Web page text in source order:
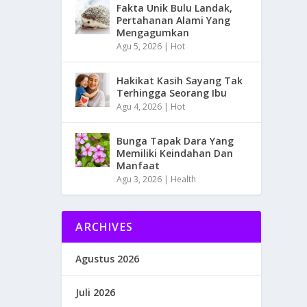
Fakta Unik Bulu Landak,
Pertahanan Alami Yang
Mengagumkan
Agu 5, 2026 | Hot
Hakikat Kasih Sayang Tak
Terhingga Seorang Ibu
Agu 4, 2026 | Hot
Bunga Tapak Dara Yang
Memiliki Keindahan Dan
Manfaat
Agu 3, 2026 | Health
ARCHIVES
Agustus 2026
Juli 2026